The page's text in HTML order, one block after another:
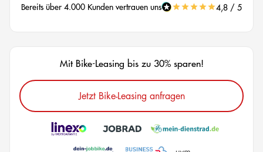
Bereits über 4.000 Kunden vertrauen uns 4,8 / 5
Mit Bike-Leasing bis zu 30% sparen!
Jetzt Bike-Leasing anfragen